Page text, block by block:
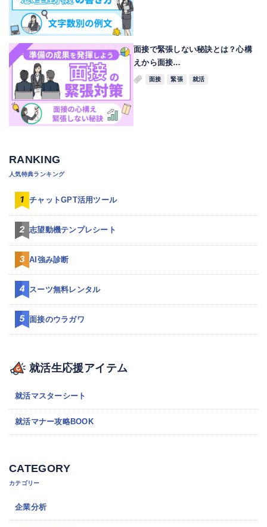
面接で緊張しない秘訣とは？心構
えから面接…
面接 緊張 就活
RANKING
人気特典ランキング
チャットGPT活用ツール
志望動機テンプレシート
AI強み診断
スーツ無料レンタル
面接のウラガワ
就活生応援アイテム
就活マスターシート
就活マナー攻略BOOK
CATEGORY
カテゴリー
企業分析